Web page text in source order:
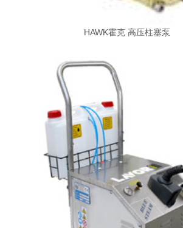
HAWK霍克 高压柱塞泵